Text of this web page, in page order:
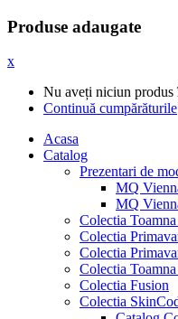
Produse adaugate
x
Nu aveți niciun produs
Continuă cumpărăturile
Acasa
Catalog
Prezentari de
MQ
MQ
Colectia
Colectia
Colectia
Colectia
Colectia Fusion
Colectia